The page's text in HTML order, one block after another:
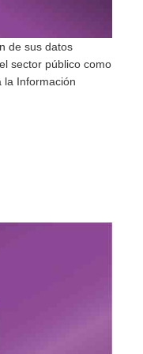
de sus datos
sector público como
la Información